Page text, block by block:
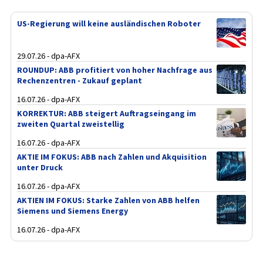
US-Regierung will keine ausländischen Roboter
29.07.26 - dpa-AFX
ROUNDUP: ABB profitiert von hoher Nachfrage aus
Rechenzentren - Zukauf geplant
16.07.26 - dpa-AFX
KORREKTUR: ABB steigert Auftragseingang im
zweiten Quartal zweistellig
16.07.26 - dpa-AFX
AKTIE IM FOKUS: ABB nach Zahlen und Akquisition
unter Druck
16.07.26 - dpa-AFX
AKTIEN IM FOKUS: Starke Zahlen von ABB helfen
Siemens und Siemens Energy
16.07.26 - dpa-AFX